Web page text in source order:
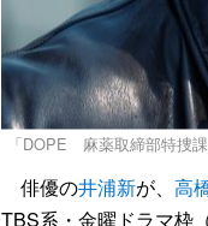
「DOPE 麻薬取締部特捜
俳優の井浦新が、 高
TBS系・金曜ドラマ枠